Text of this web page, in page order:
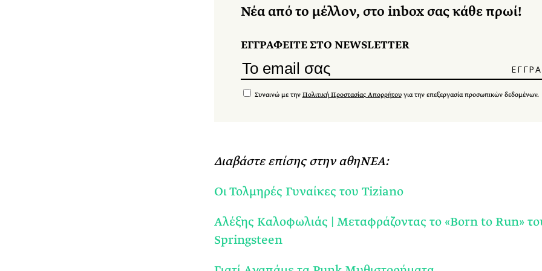
Νέα από το μέλλον, στο inbox σας κάθε πρωί!
ΕΓΓΡΑΦΕΙΤΕ ΣΤΟ NEWSLETTER
Συναινώ με την Πολιτική Προστασίας Απορρήτουγια την επεξεργασία προσωπικών δεδομένων.
Διαβάστε επίσης στην αθηΝΕΑ:
Οι Τολμηρές Γυναίκες του Tiziano
Αλέξης Καλοφωλιάς | Μεταφράζοντας το «Born to Run»
Springsteen